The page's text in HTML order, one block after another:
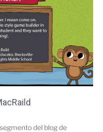
del blog de